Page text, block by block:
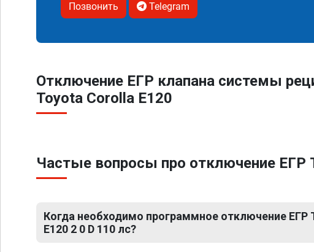
Позвонить Telegram
Отключение ЕГР клапана системы
Toyota Corolla E120
Частые вопросы про отключение ЕГР
Когда необходимо программное отключение ЕГР
E120 2 0 D 110 лс?